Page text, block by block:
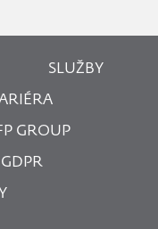
SLUŽBY
GROUP
GDPR